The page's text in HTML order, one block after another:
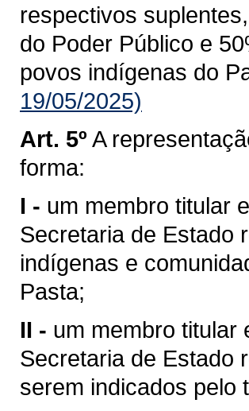
respectivos
do Poder Público e
povos indígenas do
19/05/2025)
Art. 5º A
forma:
I - um membro titular
Secretaria de Estado
indígenas e
Pasta;
II - um membro titular
Secretaria de Estado
serem indicados pelo